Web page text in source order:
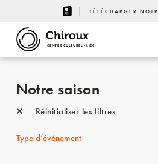
TÉLÉCHARGER
CENTRE CULTUREL - LIÈGE
Notre saison
Réinitialiser les filtres
Type d’événement